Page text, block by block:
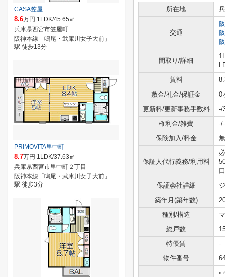
所在地
交通
間取り/詳細
賃料
敷金/礼金/保証金
0
更新料/更新事務手数料
-/
権利金/雑費
-/-
保険加入/料金
保証人代行義務/利用料
保証会社詳細
築年月(築年数)
種別/構造
総戸数
特優賃
-
物件番号
CASA笠屋
8.6万円 1LDK/45.65㎡
兵庫県西宮市笠屋町
阪神本線「鳴尾・武庫川女子大前」
駅 徒歩13分
PRIMOVITA里中町
8.7万円 1LDK/37.63㎡
兵庫県西宮市里中町２丁目
阪神本線「鳴尾・武庫川女子大前」
駅 徒歩3分